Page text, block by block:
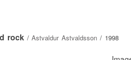
rock/Astvaldur Astvaldsson / 1998